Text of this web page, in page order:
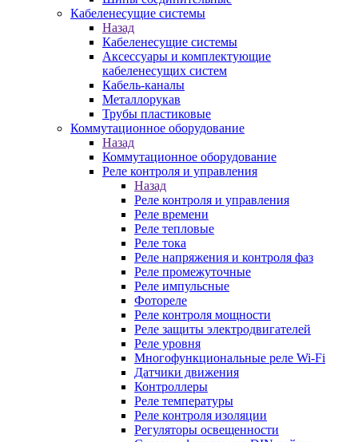
Кабеленесущие системы
Назад
Кабеленесущие системы
Аксессуары и комплектующие
кабеленесущих систем
Кабель-каналы
Металлорукав
Трубы пластиковые
Коммутационное оборудование
Назад
Коммутационное оборудование
Реле контроля и управления
Назад
Реле контроля и управления
Реле времени
Реле тепловые
Реле тока
Реле напряжения и контроля фаз
Реле промежуточные
Реле импульсные
Фотореле
Реле контроля мощности
Реле защиты электродвигателей
Реле уровня
Многофункциональные реле Wi-Fi
Датчики движения
Контроллеры
Реле температуры
Реле контроля изоляции
Регуляторы освещенности